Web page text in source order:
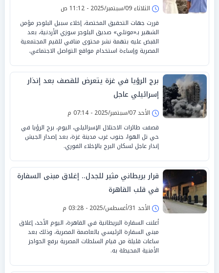
الثلاثاء 09/سبتمبر/2025 - 11:12 ص
قررت جهات التحقيق المختصة، إخلاء سبيل البلوجر مؤمن
الشهير بـ«مونلي» صديق البلوجر سوزي الأردنية، بعد
القبض عليه بتهمة نشر محتوى منافي للقيم المجتمعية
المصرية وإساءة استخدام مواقع التواصل الاجتماعي.
برج الرؤيا في غزة يتعرض للقصف بعد إنذار
إسرائيلي عاجل
الأحد 07/سبتمبر/2025 - 07:14 م
قصفت طائرات الاحتلال الإسرائيلي، اليوم، برج الرؤيا في
حي تل الهوا، جنوب غرب مدينة غزة، بعد إصدار الجيش
إنذار عاجل لسكان البرج بالإخلاء الفوري.
قرار بريطاني مثير للجدل.. إغلاق مبنى السفارة
في قلب القاهرة
الأحد 31/أغسطس/2025 - 03:28 م
أعلنت السفارة البريطانية في القاهرة، اليوم الأحد، إغلاق
مبنى السفارة الرئيسي بالعاصمة المصرية، وذلك بعد
ساعات قليلة من قيام السلطات المصرية برفع الحواجز
الأمنية المحيطة به.